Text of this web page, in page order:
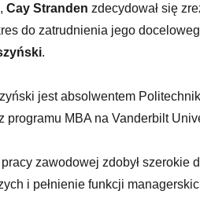
Cay Stranden zdecydował się
do zatrudnienia jego
.
jest absolwentem
programu MBA na Vanderbilt
zawodowej zdobył
i pełnienie funkcji